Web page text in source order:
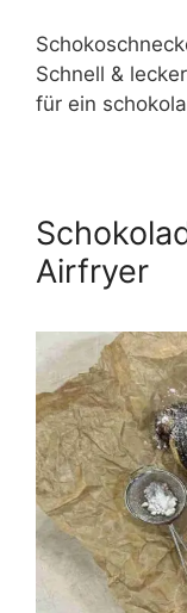
Schnell &
für ein
Airfryer